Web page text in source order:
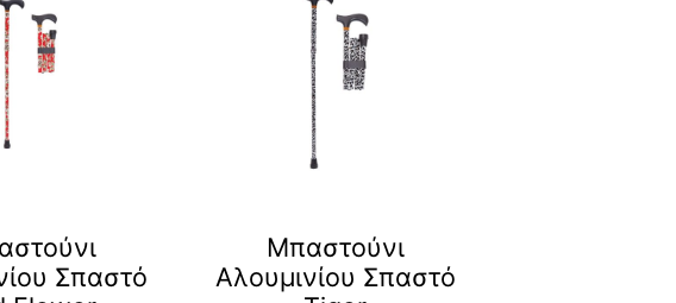
Σπαστό
Μπαστούνι
Αλουμινίου Σπαστό